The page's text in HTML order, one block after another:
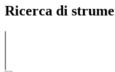
Ricerca di